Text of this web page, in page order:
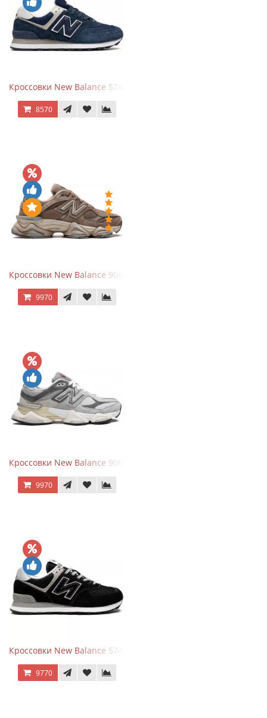
Кроссовки New Balance 574 Navy Blue White
8570
Кроссовки New Balance 9060 Mushroom
9970
Кроссовки New Balance 9060 Rain Cloud Grey
9970
Кроссовки New Balance 574 Evergreen Black
9770